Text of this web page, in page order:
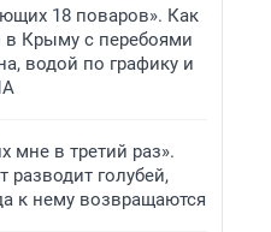
18 поваров». Как
в Крыму с перебоями
водой по графику и
мне в третий раз».
разводит голубей,
к нему возвращаются